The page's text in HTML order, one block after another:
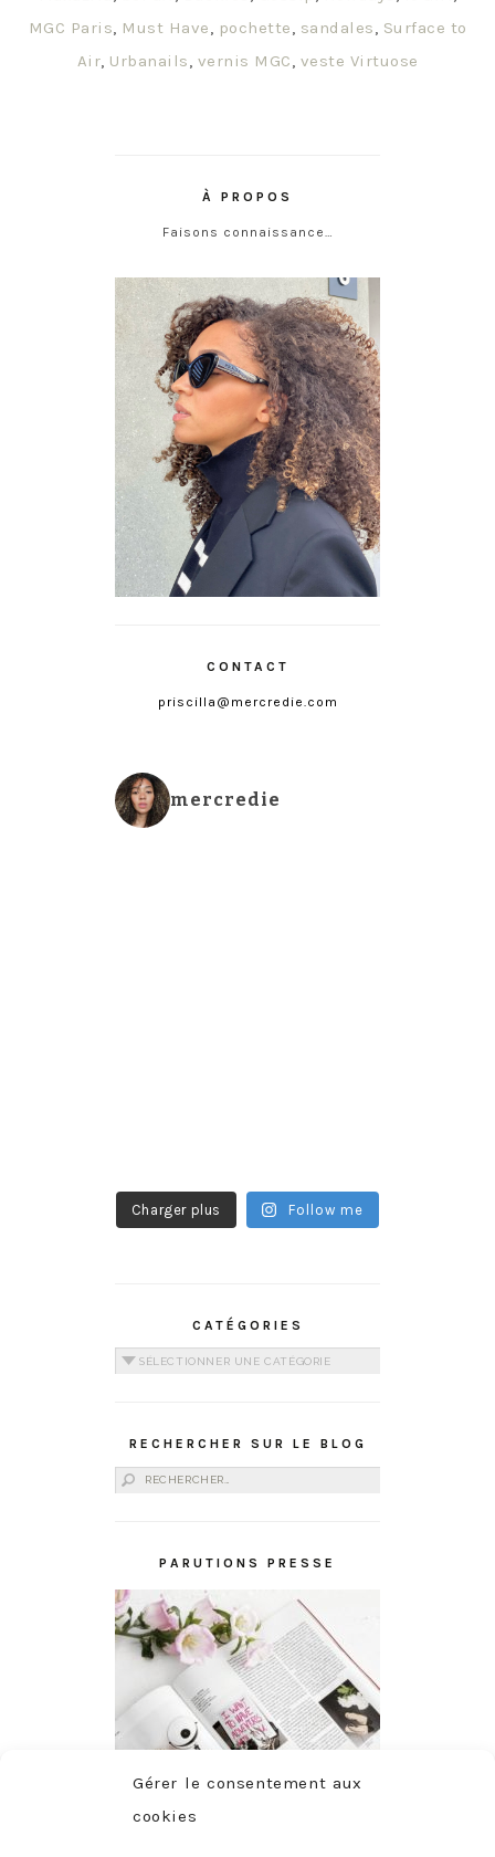
Gérer le consentement aux
cookies
MGC Paris, Must Have, pochette, sandales, Surface to
Air, Urbanails, vernis MGC, veste Virtuose
À PROPOS
Faisons connaissance…
CONTACT
priscilla@mercredie.com
mercredie
Charger plus Follow me
CATÉGORIES
Catégories
RECHERCHER SUR LE BLOG
Rechercher :
PARUTIONS PRESSE